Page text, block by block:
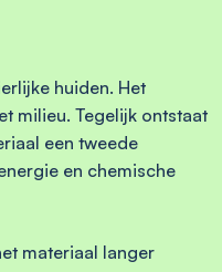
huiden. Het
milieu. Tegelijk ontstaat
een tweede
en chemische
materiaal langer